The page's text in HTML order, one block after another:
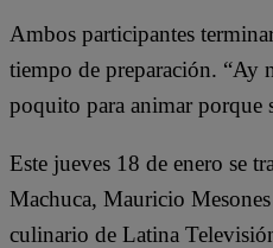
Ambos participantes
tiempo de preparación. “Ay
poquito para animar porque
Este jueves 18 de enero se
Machuca, Mauricio
culinario de Latina